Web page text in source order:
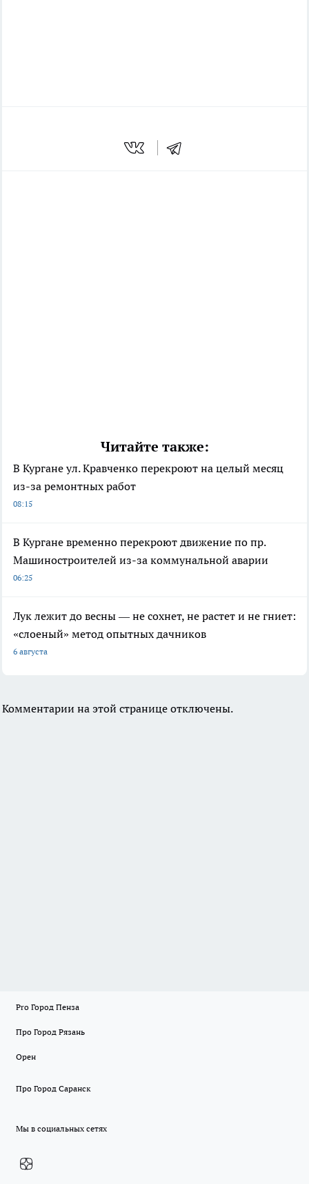
Читайте также:
В Кургане ул. Кравченко перекроют на целый месяц
из-за ремонтных работ
08:15
В Кургане временно перекроют движение по пр.
Машиностроителей из-за коммунальной аварии
06:25
Лук лежит до весны — не сохнет, не растет и не гниет:
«слоеный» метод опытных дачников
6 августа
Комментарии на этой странице отключены.
Pro Город Пенза
Про Город Рязань
Орен
Про Город Саранск
Мы в социальных сетях